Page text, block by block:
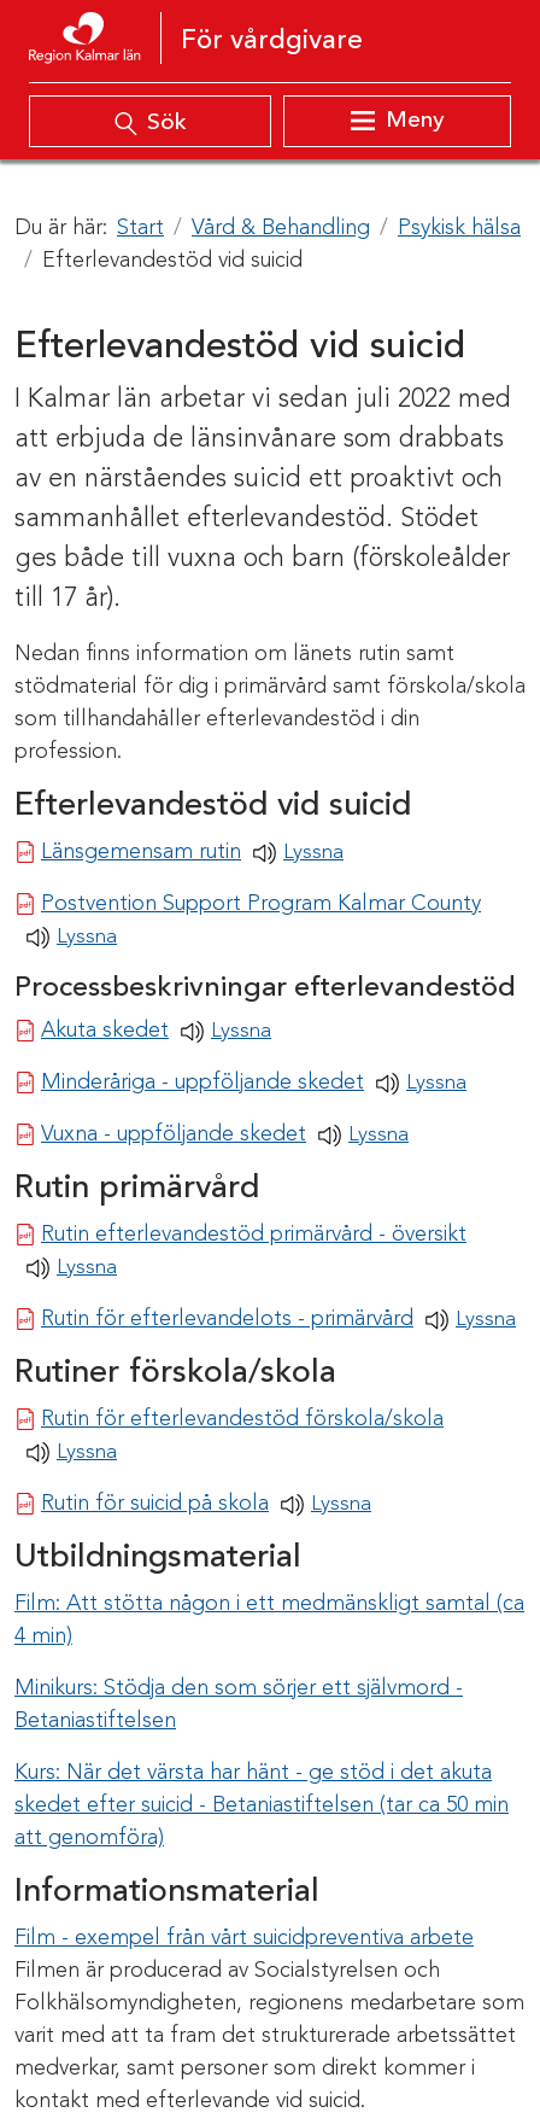
Hoppa till innehåll
För vårdgivare
Sök Meny
Du är här: Start Vård & Behandling
Psykisk hälsa
Efterlevandestöd vid suicid
Efterlevandestöd vid suicid
I Kalmar län arbetar vi sedan juli 2022 med
att erbjuda de länsinvånare som drabbats
av en närståendes suicid ett proaktivt och
sammanhållet efterlevandestöd. Stödet
ges både till vuxna och barn (förskoleålder
till 17 år).
Nedan finns information om länets rutin samt
stödmaterial för dig i primärvård samt förskola/skola
som tillhandahåller efterlevandestöd i din
profession.
Efterlevandestöd vid suicid
Länsgemensam rutin Pdf-dokument
Lyssna
Postvention Support Program Kalmar CountyPdf-
Lyssna
Processbeskrivningar efterlevandestöd
Akuta skedet Pdf-dokument
Lyssna
Minderåriga - uppföljande skedet Pdf-dokument
Lyssna
Vuxna - uppföljande skedet Pdf-dokument
Lyssna
Rutin primärvård
Rutin efterlevandestöd primärvård - översikt
Lyssna
Rutin för efterlevandelots - primärvård Pdf-Lyssna
Rutiner förskola/skola
Rutin för efterlevandestöd förskola/skola
Lyssna
Rutin för suicid på skola Pdf-dokument
Lyssna
Utbildningsmaterial
Film: Att stötta någon i ett medmänskligt samtal (ca
4 min)
Minikurs: Stödja den som sörjer ett självmord -
Betaniastiftelsen
Kurs: När det värsta har hänt - ge stöd i det akuta
skedet efter suicid - Betaniastiftelsen (tar ca 50 min
att genomföra)
Informationsmaterial
Film - exempel från vårt suicidpreventiva arbete
Filmen är producerad av Socialstyrelsen och
Folkhälsomyndigheten, regionens medarbetare som
varit med att ta fram det strukturerade arbetssättet
medverkar, samt personer som direkt kommer i
kontakt med efterlevande vid suicid.